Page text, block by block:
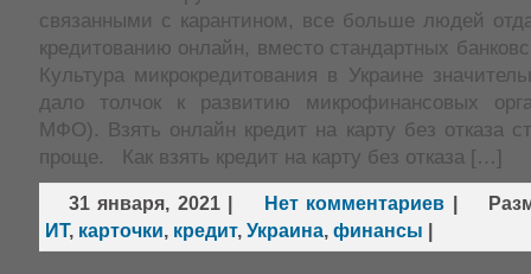
связанными с карантином, все больше людей
кредитованию онлайн, вместо стандартных
Культура микрокредитования в Украине
дало толчок к развитию микрофинансовых
МФО). Взять онлайн кредит на карту без отказа
проще. Как взять кредит на карту без отказа […]
31 января, 2021| Нет комментариев
ИТ, карточки, кредит, Украина, финансы